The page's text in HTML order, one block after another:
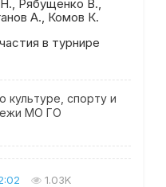
Рябущенко В.,
А., Комов К.
в турнире
культуре, спорту и
МО ГО
1.03K